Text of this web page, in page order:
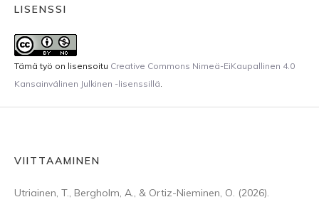
LISENSSI
Tämä työ on lisensoitu Creative Commons Nimeä-EiKaupallinen 4.0
Kansainvälinen Julkinen -lisenssillä.
VIITTAAMINEN
Utriainen, T., Bergholm, A., & Ortiz-Nieminen, O. (2026).